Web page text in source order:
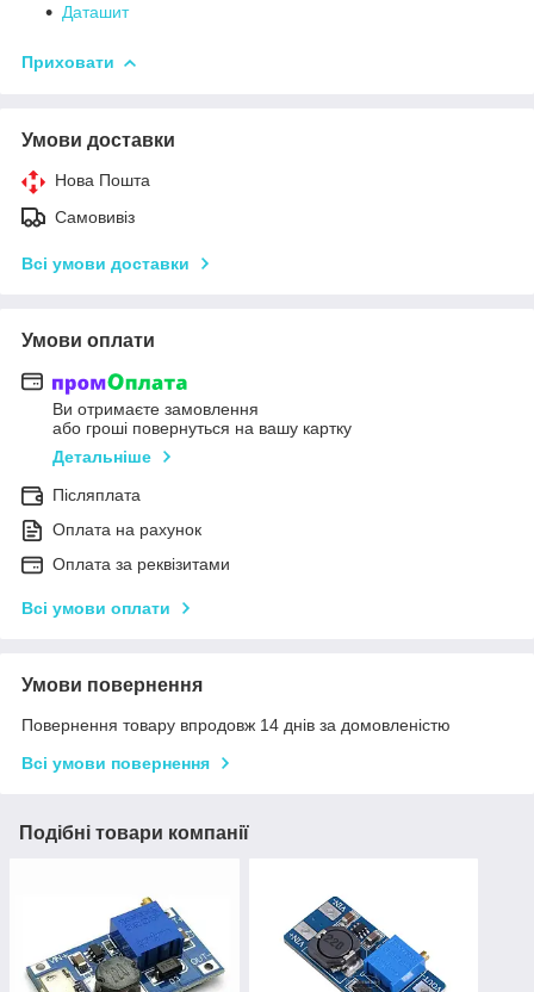
Даташит
Приховати
Умови доставки
Нова Пошта
Самовивіз
Всі умови доставки
Умови оплати
Ви отримаєте замовлення
або гроші повернуться на вашу картку
Детальніше
Післяплата
Оплата на рахунок
Оплата за реквізитами
Всі умови оплати
Умови повернення
Повернення товару впродовж 14 днів за домовленістю
Всі умови повернення
Подібні товари компанії